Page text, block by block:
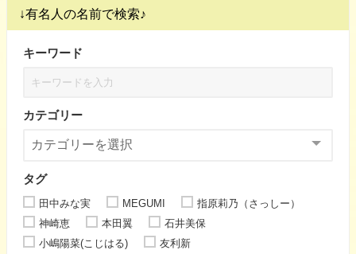
↓有名人の名前で検索♪
キーワード
カテゴリー
タグ
田中みな実 MEGUMI
指原莉乃（さっしー）
神崎恵
本田翼
石井美保
小嶋陽菜(こじはる)
友利新